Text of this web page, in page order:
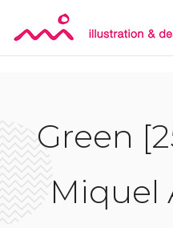
Green
Miquel